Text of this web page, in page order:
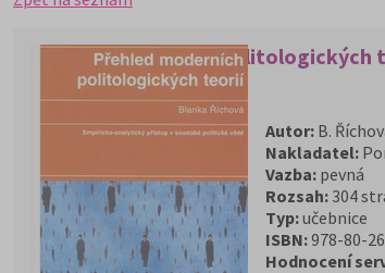
Přehled moderních politologických
Autor: B.
Nakladatel:
Vazba: pevná
Rozsah: 304
Typ:učebnice
ISBN:978-80-
Hodnocení